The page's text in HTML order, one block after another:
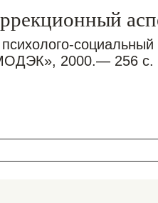
социальный
2000.— 256 с.